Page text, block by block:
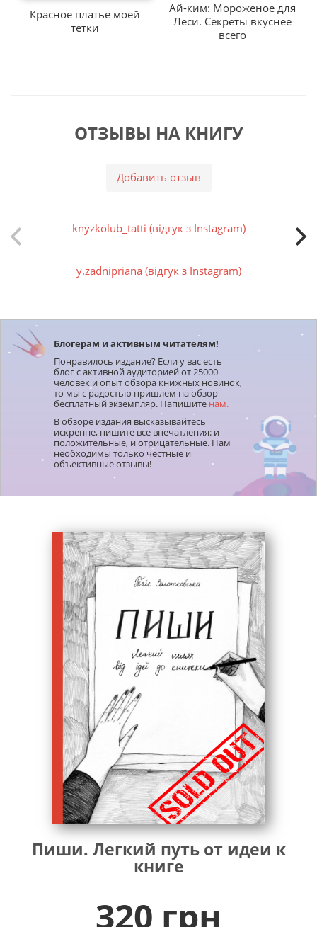
Красное платье моей
тетки
Ай-ким: Мороженое для
Леси. Секреты вкуснее
всего
ОТЗЫВЫ НА КНИГУ
Добавить отзыв
knyzkolub_tatti (відгук з Instagram)
y.zadnipriana (відгук з Instagram)
Блогерам и активным читателям!
Понравилось издание? Если у вас есть
блог с активной аудиторией от 25000
человек и опыт обзора книжных новинок,
то мы с радостью пришлем на обзор
бесплатный экземпляр. Напишите нам.
В обзоре издания высказывайтесь
искренне, пишите все впечатления: и
положительные, и отрицательные. Нам
необходимы только честные и
объективные отзывы!
Пиши. Легкий путь от идеи к
книге
320 грн